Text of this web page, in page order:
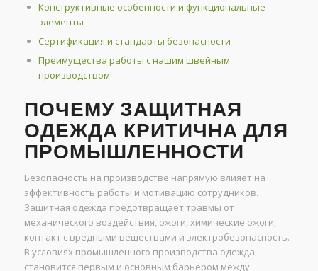
Конструктивные особенности и функциональные
элементы
Сертификация и стандарты безопасности
Преимущества работы с нашим швейным
производством
ПОЧЕМУ ЗАЩИТНАЯ
ОДЕЖДА КРИТИЧНА ДЛЯ
ПРОМЫШЛЕННОСТИ
Безопасность на производстве напрямую влияет на
эффективность работы и мотивацию сотрудников.
Защитная одежда предотвращает травмы от
механического воздействия, ожоги, химические ожоги,
контакт с вредными веществами и электробезопасность.
В условиях промышленного производства одежда
становится первым и основным барьером между